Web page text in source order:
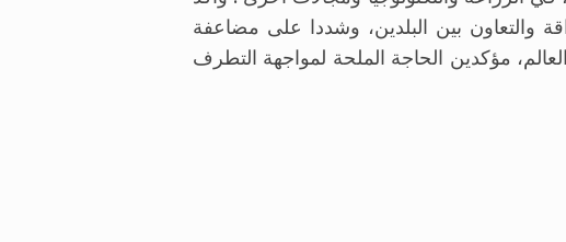
والتعاون بين البلدين، وشددا على مضاعفة
مؤكدين الحاجة الملحة لمواجهة التطرف